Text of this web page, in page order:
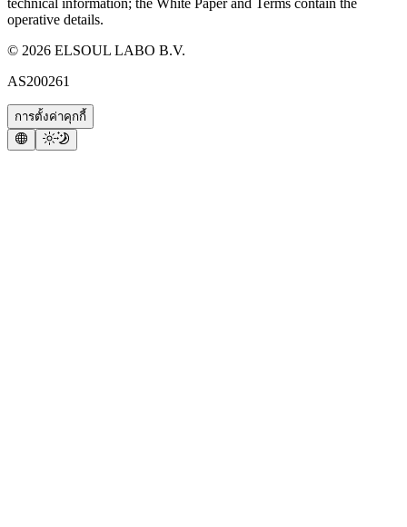
technical information; the White Paper and Terms contain the
operative details.
© 2026 ELSOUL LABO B.V.
AS200261
การตั้งค่าคุกกี้